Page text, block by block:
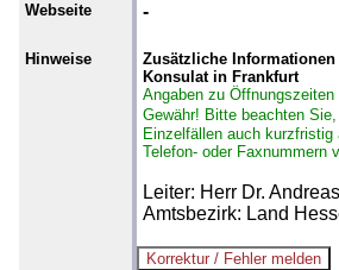
Webseite -
Hinweise
Zusätzliche
Konsulat in Frankfurt
Angaben zu
Gewähr! Bitte beachten
Einzelfällen auch
Telefon- oder Faxnummern
Leiter: Herr Dr.
Amtsbezirk: Land